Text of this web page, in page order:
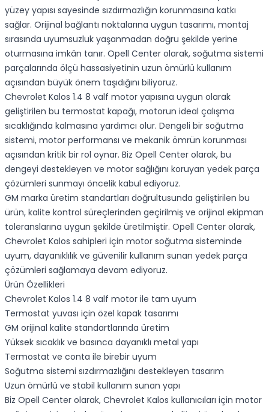
yüzey yapısı sayesinde sızdırmazlığın korunmasına katkı
sağlar. Orijinal bağlantı noktalarına uygun tasarımı, montaj
sırasında uyumsuzluk yaşanmadan doğru şekilde yerine
oturmasına imkân tanır. Opell Center olarak, soğutma sistemi
parçalarında ölçü hassasiyetinin uzun ömürlü kullanım
açısından büyük önem taşıdığını biliyoruz.
Chevrolet Kalos 1.4 8 valf motor yapısına uygun olarak
geliştirilen bu termostat kapağı, motorun ideal çalışma
sıcaklığında kalmasına yardımcı olur. Dengeli bir soğutma
sistemi, motor performansı ve mekanik ömrün korunması
açısından kritik bir rol oynar. Biz Opell Center olarak, bu
dengeyi destekleyen ve motor sağlığını koruyan yedek parça
çözümleri sunmayı öncelik kabul ediyoruz.
GM marka üretim standartları doğrultusunda geliştirilen bu
ürün, kalite kontrol süreçlerinden geçirilmiş ve orijinal ekipman
toleranslarına uygun şekilde üretilmiştir. Opell Center olarak,
Chevrolet Kalos sahipleri için motor soğutma sisteminde
uyum, dayanıklılık ve güvenilir kullanım sunan yedek parça
çözümleri sağlamaya devam ediyoruz.
Ürün Özellikleri
Chevrolet Kalos 1.4 8 valf motor ile tam uyum
Termostat yuvası için özel kapak tasarımı
GM orijinal kalite standartlarında üretim
Yüksek sıcaklık ve basınca dayanıklı metal yapı
Termostat ve conta ile birebir uyum
Soğutma sistemi sızdırmazlığını destekleyen tasarım
Uzun ömürlü ve stabil kullanım sunan yapı
Biz Opell Center olarak, Chevrolet Kalos kullanıcıları için motor